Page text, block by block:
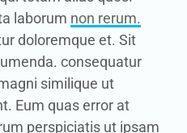
laborum non rerum.
doloremque et. Sit
consequatur
similique ut
Eum quas error at
perspiciatis ut ipsam